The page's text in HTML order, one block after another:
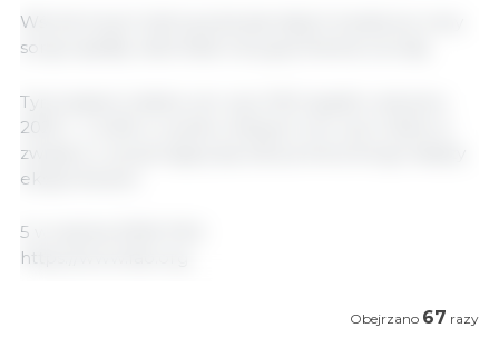
Wśród innych zbóż gruboziarnistych światowe ceny
sorgo spadły, natomiast ceny jęczmienia wzrosły.
Tymczasem indeks cen ryżu FAO spadł w sierpniu
2025 r. o 2,0% w wyniku niższych cen ryżu Indica w
związku z utrzymującą się ostrą konkurencją między
eksporterami.
5 września 2025/ FAO.
https://www.fao.org
Obejrzano 67 razy